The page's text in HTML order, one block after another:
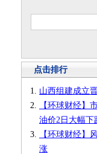
点击排行
山西组建成立
【环球财经】
油价2日大幅下
【环球财经】
涨